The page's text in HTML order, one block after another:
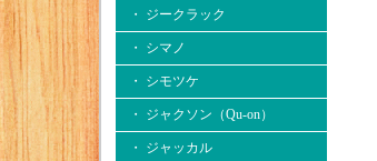
・ ジークラック
・ シマノ
・ シモツケ
・ ジャクソン（Qu-on）
・ ジャッカル